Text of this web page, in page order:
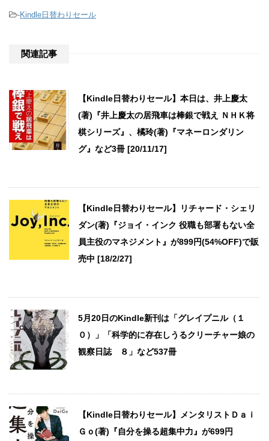
-Kindle日替わりセール
関連記事
【Kindle日替わりセール】本日は、井上慶太
(著)『井上慶太の居飛車は棒銀で戦え ＮＨＫ将
棋シリーズ』、橘玲(著)『マネーロンダリン
グ』など3冊 [20/11/17]
【Kindle日替わりセール】リチャード・シェリ
ダン(著)『ジョイ・インク 役職も部署もない全
員主役のマネジメント』が899円(54%OFF)で販
売中 [18/2/27]
5月20日のKindle新刊は「グレイプニル（１
０）」「科学的に存在しうるクリーチャー娘の
観察日誌 ８」など537冊
【Kindle日替わりセール】メンタリストＤａｉ
Ｇｏ(著)『自分を操る超集中力』が699円